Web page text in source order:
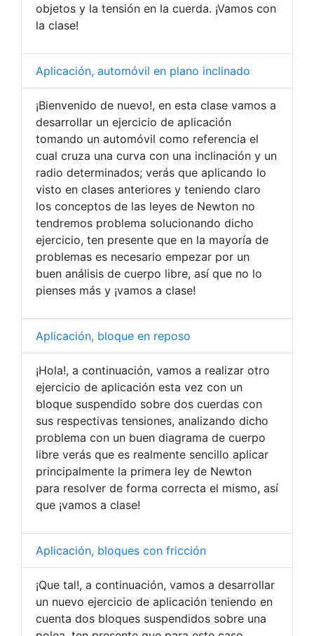
objetos y la tensión en la cuerda. ¡Vamos con
la clase!
Aplicación, automóvil en plano inclinado
¡Bienvenido de nuevo!, en esta clase vamos a
desarrollar un ejercicio de aplicación
tomando un automóvil como referencia el
cual cruza una curva con una inclinación y un
radio determinados; verás que aplicando lo
visto en clases anteriores y teniendo claro
los conceptos de las leyes de Newton no
tendremos problema solucionando dicho
ejercicio, ten presente que en la mayoría de
problemas es necesario empezar por un
buen análisis de cuerpo libre, así que no lo
pienses más y ¡vamos a clase!
Aplicación, bloque en reposo
¡Hola!, a continuación, vamos a realizar otro
ejercicio de aplicación esta vez con un
bloque suspendido sobre dos cuerdas con
sus respectivas tensiones, analizando dicho
problema con un buen diagrama de cuerpo
libre verás que es realmente sencillo aplicar
principalmente la primera ley de Newton
para resolver de forma correcta el mismo, así
que ¡vamos a clase!
Aplicación, bloques con fricción
¡Que tal!, a continuación, vamos a desarrollar
un nuevo ejercicio de aplicación teniendo en
cuenta dos bloques suspendidos sobre una